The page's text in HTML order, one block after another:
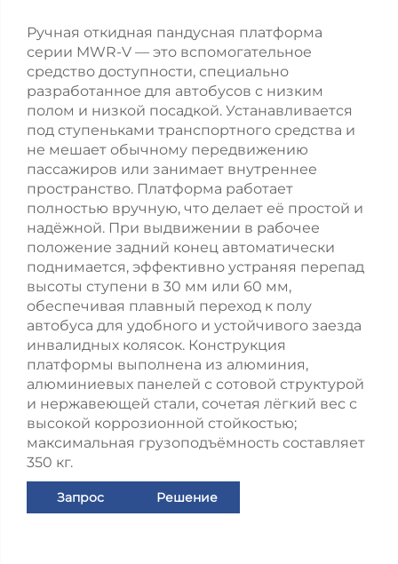
Ручная откидная пандусная платформа
серии MWR-V — это вспомогательное
средство доступности, специально
разработанное для автобусов с низким
полом и низкой посадкой. Устанавливается
под ступеньками транспортного средства и
не мешает обычному передвижению
пассажиров или занимает внутреннее
пространство. Платформа работает
полностью вручную, что делает её простой и
надёжной. При выдвижении в рабочее
положение задний конец автоматически
поднимается, эффективно устраняя перепад
высоты ступени в 30 мм или 60 мм,
обеспечивая плавный переход к полу
автобуса для удобного и устойчивого заезда
инвалидных колясок. Конструкция
платформы выполнена из алюминия,
алюминиевых панелей с сотовой структурой
и нержавеющей стали, сочетая лёгкий вес с
высокой коррозионной стойкостью;
максимальная грузоподъёмность составляет
350 кг.
Запрос Решение